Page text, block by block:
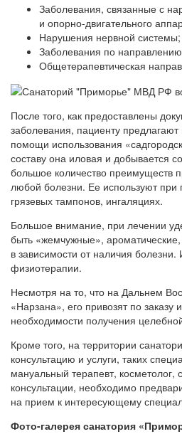
Заболевания, связанные с
и опорно-двигательного
Нарушения нервной системы;
Заболевания по направлению
Общетерапевтическая
После того, как предоставлены
заболевания, пациенту
помощи использования
составу она иловая и добывается
большое количество преимуществ
любой болезни. Ее используют
грязевых тампонов, ингаляциях.
Большое внимание, при лечении
быть «жемчужные»,
в зависимости от наличия
физиотерапии.
Несмотря на то, что на Дальнем
«Нарзана», его привозят по заказу
необходимости получения
Кроме того, на территории
консультацию и услуги, таких
мануальный терапевт, косметолог,
консультации, необходимо
на прием к интересующему
Фото-галерея санатория